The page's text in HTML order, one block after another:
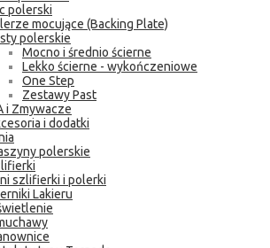
polerski
mocujące (Backing Plate)
polerskie
Mocno i średnio ścierne
Lekko ścierne - wykończeniowe
One Step
Zestawy Past
i Zmywacze
i dodatki
polerskie
szlifierki i polerki
Lakieru